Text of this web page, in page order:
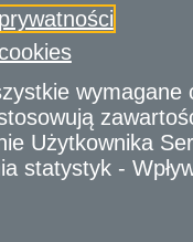
publicznej
W
wymagane
Użytkownika
statystyk -